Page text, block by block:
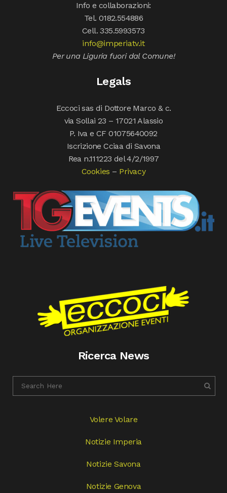
Info e collaborazioni:
Tel. 0182.554886
Cell. 335.5993573
info@imperiatv.it
Per una Liguria fuori dal Comune!
Legals
Eccoci sas di Dottore Marco & c.
via Sollai 23 – 17021 Alassio
P. Iva e CF 01075640092
Iscrizione Cciaa di Savona
Rea n.111223 del 4/2/1997
Cookies – Privacy
Ricerca News
Volere Volare
Notizie Imperia
Notizie Savona
Notizie Genova